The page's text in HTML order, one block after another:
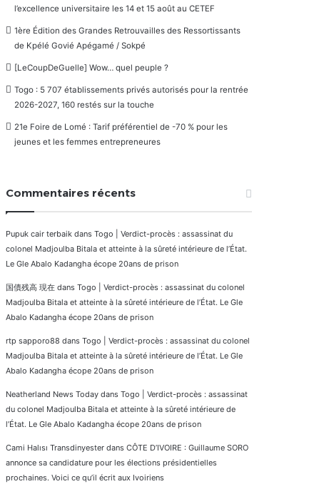
l’excellence universitaire les 14 et 15 août au CETEF
1ère Édition des Grandes Retrouvailles des Ressortissants
de Kpélé Govié Apégamé / Sokpé
[LeCoupDeGuelle] Wow… quel peuple ?
Togo : 5 707 établissements privés autorisés pour la rentrée
2026-2027, 160 restés sur la touche
21e Foire de Lomé : Tarif préférentiel de -70 % pour les
jeunes et les femmes entrepreneures
Commentaires récents
Pupuk cair terbaik dans Togo | Verdict-procès : assassinat du
colonel Madjoulba Bitala et atteinte à la sûreté intérieure de l’État.
Le Gle Abalo Kadangha écope 20ans de prison
国債残高 現在 dans Togo | Verdict-procès : assassinat du colonel
Madjoulba Bitala et atteinte à la sûreté intérieure de l’État. Le Gle
Abalo Kadangha écope 20ans de prison
rtp sapporo88 dans Togo | Verdict-procès : assassinat du colonel
Madjoulba Bitala et atteinte à la sûreté intérieure de l’État. Le Gle
Abalo Kadangha écope 20ans de prison
Neatherland News Today dans Togo | Verdict-procès : assassinat
du colonel Madjoulba Bitala et atteinte à la sûreté intérieure de
l’État. Le Gle Abalo Kadangha écope 20ans de prison
Cami Halısı Transdinyester dans CÔTE D’IVOIRE : Guillaume SORO
annonce sa candidature pour les élections présidentielles
prochaines. Voici ce qu’il écrit aux Ivoiriens